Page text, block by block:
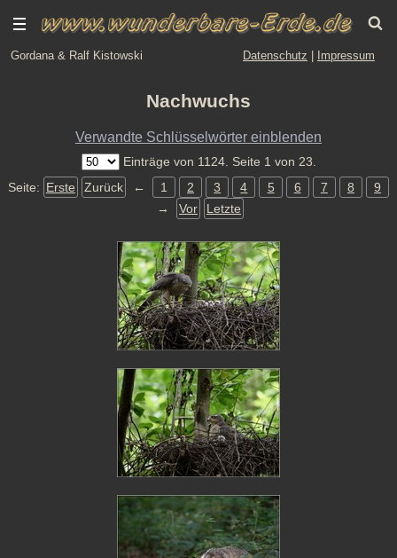
Gordana & Ralf Kistowski Datenschutz Impressum
Nachwuchs
Verwandte Schlüsselwörter einblenden
Einträge von 1124. Seite 1 von 23.
Seite: Erste Zurück ← 1 2 3 4 5 6 7 8
9
→
Vor Letzte